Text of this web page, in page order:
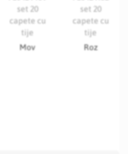
Mov Roz